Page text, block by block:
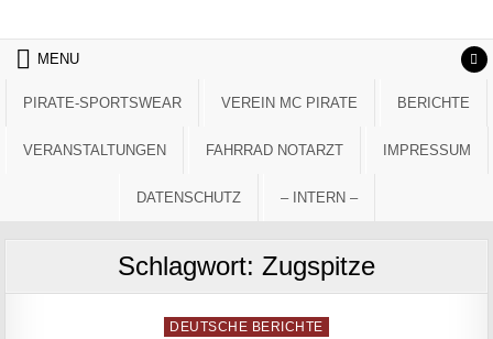
MENU
PIRATE-SPORTSWEAR VEREIN MC PIRATE BERICHTE
VERANSTALTUNGEN FAHRRAD NOTARZT IMPRESSUM
DATENSCHUTZ – INTERN –
Schlagwort: Zugspitze
Posted in
DEUTSCHE BERICHTE